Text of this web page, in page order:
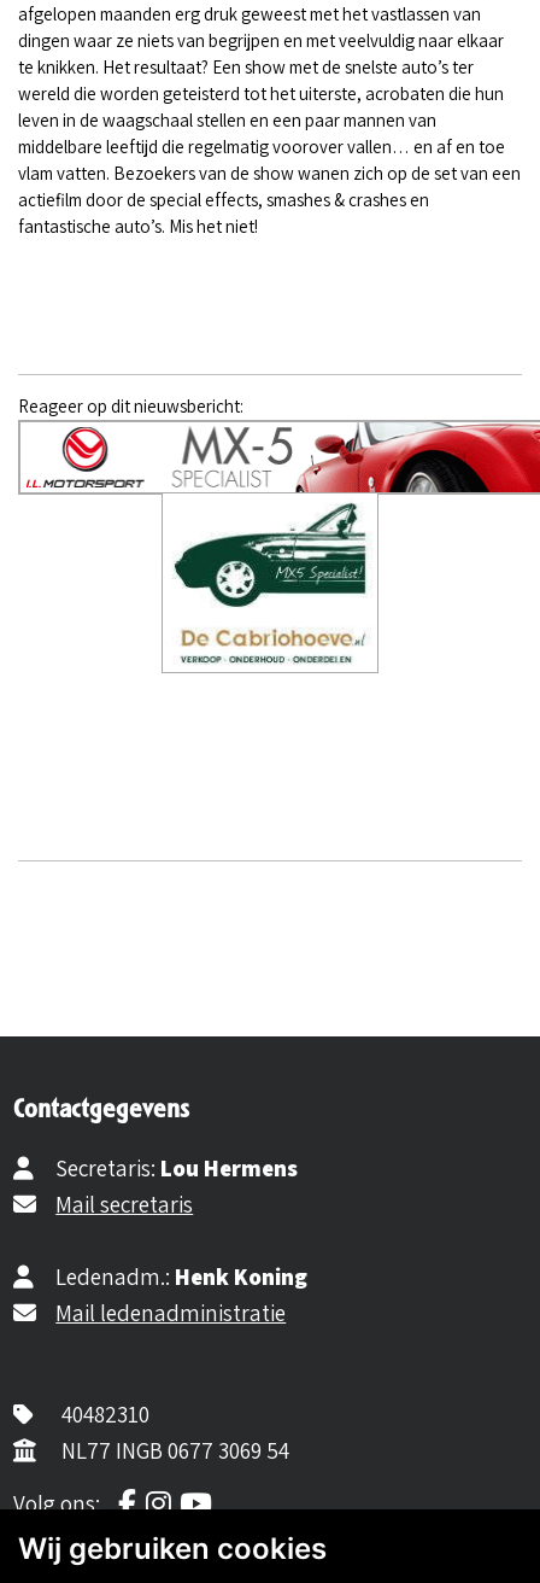
afgelopen maanden erg druk geweest met het vastlassen van
dingen waar ze niets van begrijpen en met veelvuldig naar elkaar
te knikken. Het resultaat? Een show met de snelste auto’s ter
wereld die worden geteisterd tot het uiterste, acrobaten die hun
leven in de waagschaal stellen en een paar mannen van
middelbare leeftijd die regelmatig voorover vallen… en af en toe
vlam vatten. Bezoekers van de show wanen zich op de set van een
actiefilm door de special effects, smashes & crashes en
fantastische auto’s. Mis het niet!
Reageer op dit nieuwsbericht:
Contactgegevens
Secretaris: Lou Hermens
Mail secretaris
Ledenadm.: Henk Koning
Mail ledenadministratie
40482310
NL77 INGB 0677 3069 54
Volg ons:
Volg ons op Facebook
Volg ons op Instagram
Volg ons op YouTube
Auto's van onze leden
Wij gebruiken cookies